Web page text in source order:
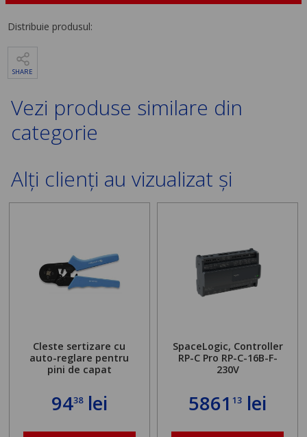
Distribuie produsul:
SHARE
Vezi produse similare din
categorie
Alți clienți au vizualizat și
Cleste sertizare cu
auto-reglare pentru
pini de capat
9438lei
SpaceLogic, Controller
RP-C Pro RP-C-16B-F-
230V
586113 lei